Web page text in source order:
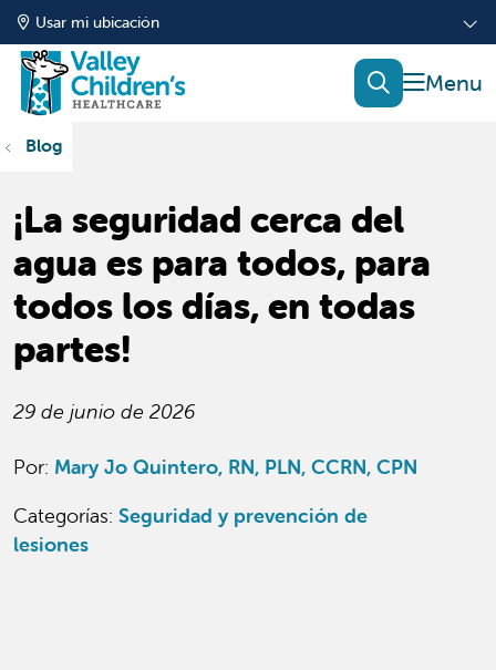
Usar mi ubicación
mostrar
buscar
Blog
¡La seguridad cerca del
agua es para todos, para
todos los días, en todas
partes!
29 de junio de 2026
Por: Mary Jo Quintero, RN, PLN, CCRN, CPN
Categorías: Seguridad y prevención de
lesiones